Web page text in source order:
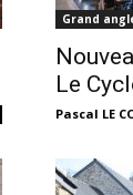
Grand
Le
Pascal LE